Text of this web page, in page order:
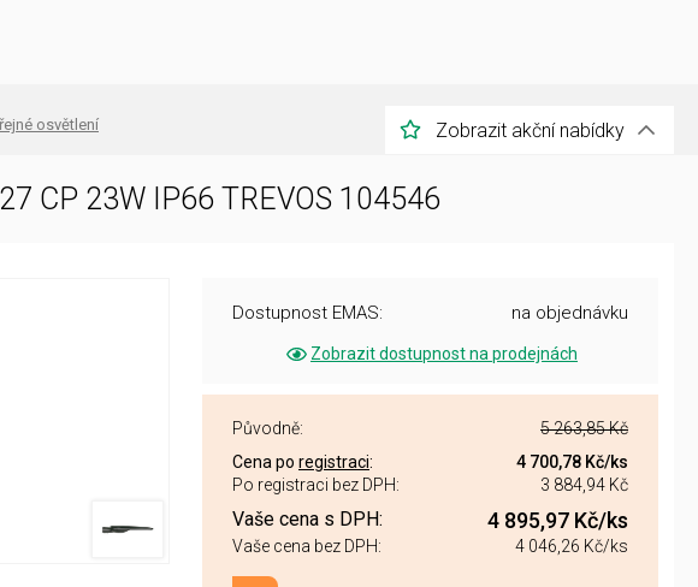
osvětlení Zobrazit akční nabídky
CP 23W IP66 TREVOS 104546
Dostupnost EMAS: na objednávku
Zobrazit dostupnost na prodejnách
Původně:
5 263,85 Kč
Cena po registraci: 4 700,78 Kč/ks
Po registraci bez DPH:
3 884,94 Kč
Vaše cena s DPH: 4 895,97 Kč/ks
Vaše cena bez DPH: 4 046,26 Kč/ks